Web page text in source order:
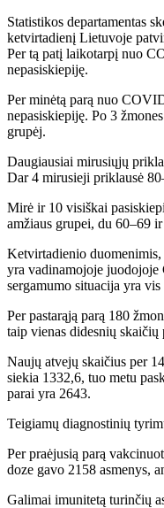
Statistikos departamentas
ketvirtadienį Lietuvoje
Per tą patį laikotarpį nuo
nepasiskiepiję.
Per minėtą parą nuo
nepasiskiepiję. Po 3
grupėj.
Daugiausiai mirusiųjų
Dar 4 mirusieji priklausė
Mirė ir 10 visiškai
amžiaus grupei, du 60–69
Ketvirtadienio
yra vadinamojoje
sergamumo situacija yra vis
Per pastarąją parą 180
taip vienas didesnių skaičių
Naujų atvejų skaičius per
siekia 1332,6, tuo metu
parai yra 2643.
Teigiamų diagnostinių
Per praėjusią parą
doze gavo 2158 asmenys,
Galimai imunitetą turinčių